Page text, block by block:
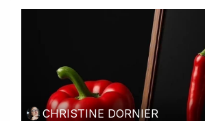
CHRISTINE DORNIER